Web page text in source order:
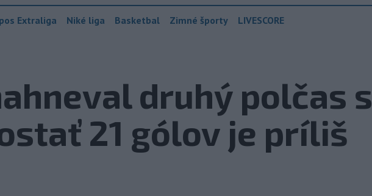
Extraliga Niké liga Basketbal Zimné športy LIVESCORE
druhý polčas s
21 gólov je príliš